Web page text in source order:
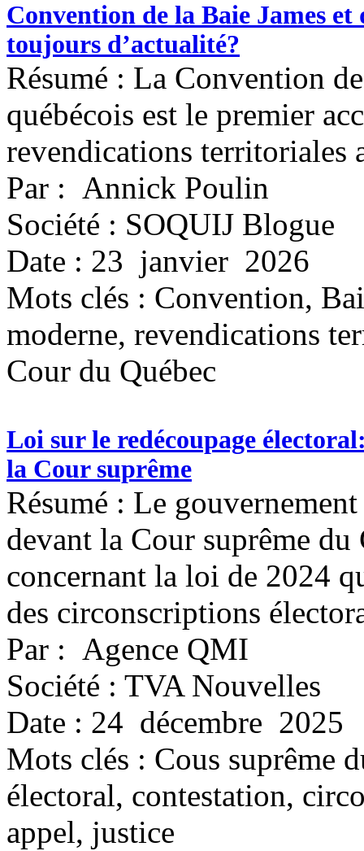
Convention de la Baie James
toujours d’actualité?
Résumé : La Convention
québécois est le premier
revendications territoriales
Par : Annick Poulin
Société : SOQUIJ Blogue
Date : 23 janvier 2026
Mots clés : Convention,
moderne, revendications
Cour du Québec
Loi sur le redécoupage
la Cour suprême
Résumé : Le
devant la Cour suprême du
concernant la loi de 2024
des circonscriptions
Par : Agence QMI
Société : TVA Nouvelles
Date : 24 décembre 2025
Mots clés : Cous suprême
électoral, contestation,
appel, justice